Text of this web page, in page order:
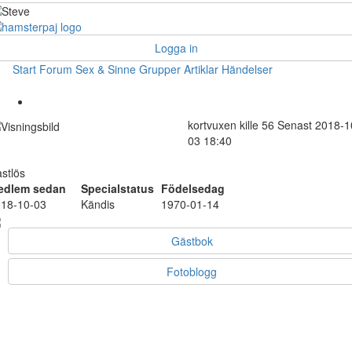
Logga in
Start Forum Sex & Sinne Grupper Artiklar Händelser
kortvuxen kille 56 Senast 2018-
03 18:40
sedan
Specialstatus Födelsedag
10-03
Kändis 1970-01-14
Gästbok
Fotoblogg